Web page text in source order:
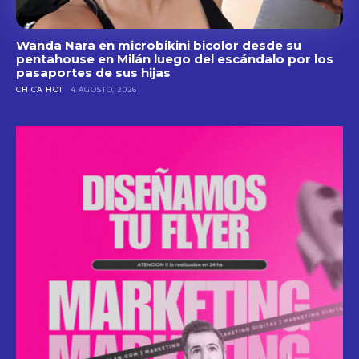
Wanda Nara en microbikini bicolor desde su
pentahouse en Milán luego del escándalo por los
pasaportes de sus hijas
CHICA HOT 4 AGOSTO, 2026